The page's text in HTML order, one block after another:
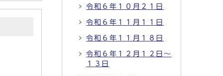
令和６年１０月２１日
令和６年１１月１１日
令和６年１１月１８日
令和６年１２月１２日～
１３日